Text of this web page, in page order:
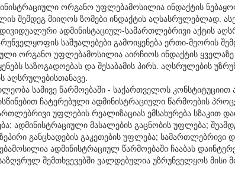
ორგანო უფლებამოსილია ინდაქტის
შემდეგ მიიღოს ზომები ინდაქტის აღსასრულებლად.
ადმინისტაციულ-სამართლებრივი აქტის
საშუალებები გამოიყენება ერთი-მეორის
ორგანო უფლებამოსილია აირჩიოს ინდაქტის
საზოგადოებას და შესაბამის პირს. აღსრულების
აღსრულებისთანავე.
სამივე წარმოებაში - საქართველოს
ჩატერებული ადმინისტრაციული წარმოების
უფლების რეალიზაციას ემსახურება სზაკით
ადმინისტრაციული მასალების გაცნობის უფლება;
განცხადების გაკეთების უფლება; სამართლებრივი
ადმინისტრაციულ წარმოებაში ჩააბას
შემთხვევებში ვალდებულია უზრუნველყოს მისი